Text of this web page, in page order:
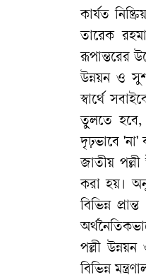
কার্যত
তারেক
রূপান্তরের
​উন্নয়ন ও
স্বার্থে
তুলতে হবে,
দৃঢ়ভাবে 'না'
​জাতীয়
করা হয়।
বিভিন্ন
পল্লী
বিভিন্ন